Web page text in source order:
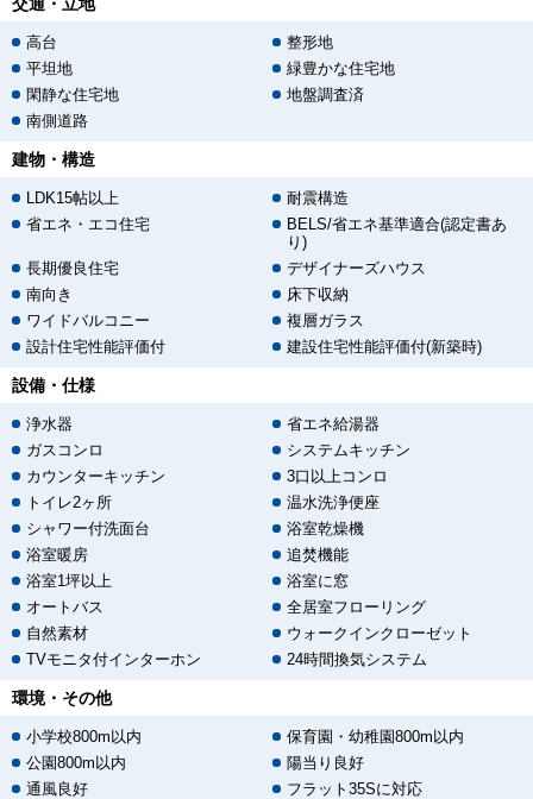
高台
整形地
平坦地
緑豊かな住宅地
閑静な住宅地
地盤調査済
南側道路
建物・構造
LDK15帖以上
耐震構造
省エネ・エコ住宅
BELS/省エネ基準適合(認定書あ
り)
長期優良住宅
デザイナーズハウス
南向き
床下収納
ワイドバルコニー
複層ガラス
設計住宅性能評価付
建設住宅性能評価付(新築時)
設備・仕様
浄水器
省エネ給湯器
ガスコンロ
システムキッチン
カウンターキッチン
3口以上コンロ
トイレ2ヶ所
温水洗浄便座
シャワー付洗面台
浴室乾燥機
浴室暖房
追焚機能
浴室1坪以上
浴室に窓
オートバス
全居室フローリング
自然素材
ウォークインクローゼット
TVモニタ付インターホン
24時間換気システム
環境・その他
小学校800m以内
保育園・幼稚園800m以内
公園800m以内
陽当り良好
通風良好
フラット35Sに対応